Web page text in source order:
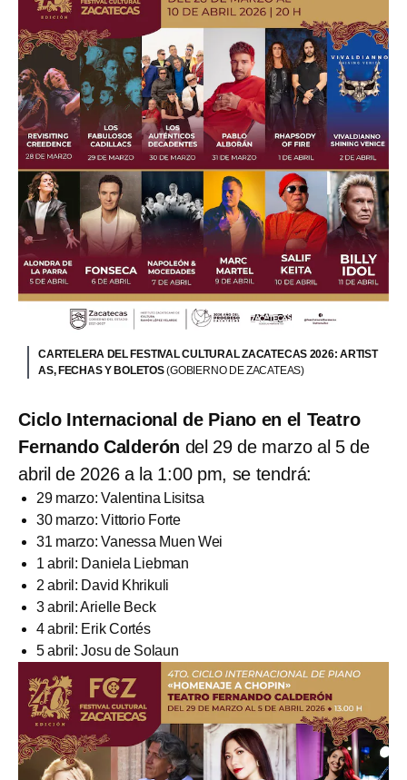
CARTELERA DEL FESTIVAL CULTURAL ZACATECAS 2026: ARTIST
AS, FECHAS Y BOLETOS(GOBIERNO DE ZACATEAS)
Ciclo Internacional de Piano en el Teatro
Fernando Calderón del 29 de marzo al 5 de
abril de 2026 a la 1:00 pm, se tendrá:
29 marzo: Valentina Lisitsa
30 marzo: Vittorio Forte
31 marzo: Vanessa Muen Wei
1 abril: Daniela Liebman
2 abril: David Khrikuli
3 abril: Arielle Beck
4 abril: Erik Cortés
5 abril: Josu de Solaun